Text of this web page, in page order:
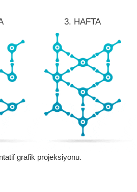
3. HAFTA
grafik projeksiyonu.